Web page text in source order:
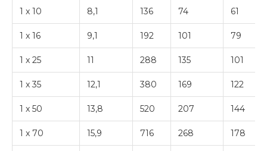
1 x 10 8,1 136 74 61
1 x 16 9,1 192 101 79
1 x 25 11 288 135 101
1 x 35 12,1 380 169 122
1 x 50 13,8 520 207 144
1 x 70 15,9 716 268 178